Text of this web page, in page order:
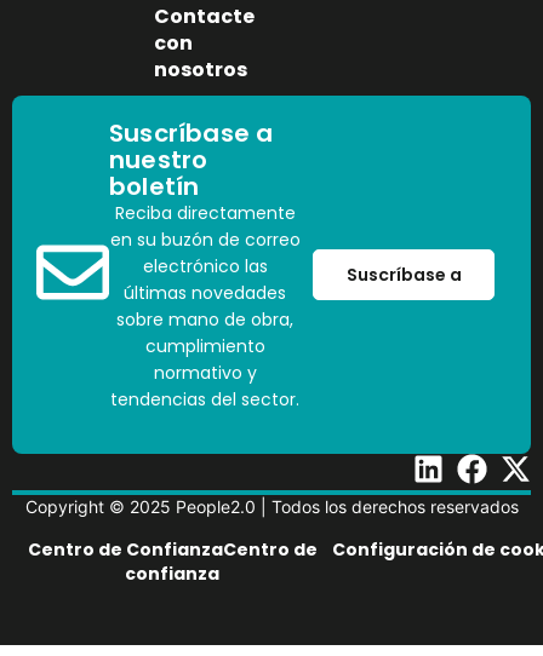
Contacte
con
nosotros
Suscríbase a
nuestro
boletín
Reciba directamente
en su buzón de correo
electrónico las
últimas novedades
sobre mano de obra,
cumplimiento
normativo y
tendencias del sector.
Suscríbase a
Copyright © 2025 People2.0 | Todos los derechos reservados
Centro de ConfianzaCentro de
confianza
Configuración de